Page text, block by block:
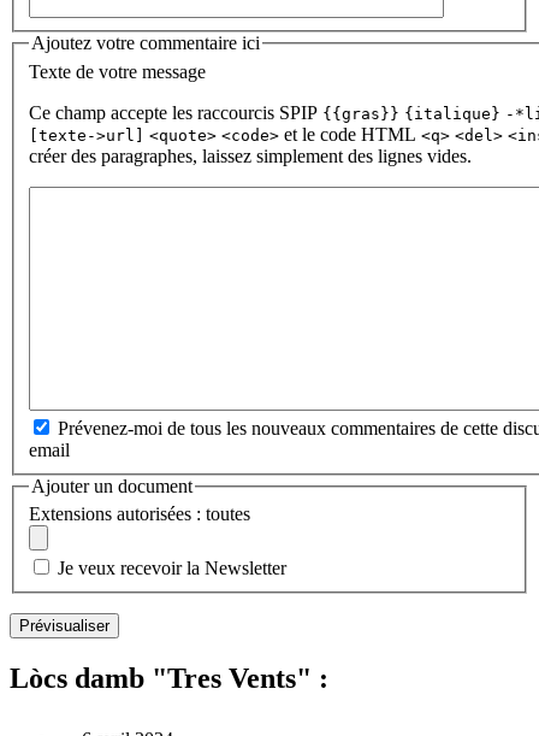
Ajoutez votre commentaire ici
Texte de votre message
Ce champ accepte les raccourcis SPIP {{gras}} {italique} -
[texte->url] <quote> <code> et le code HTML <q> <del>
créer des paragraphes, laissez simplement des lignes vides.
Prévenez-moi de tous les nouveaux commentaires de cette
email
Ajouter un document
Extensions autorisées : toutes
Je veux recevoir la Newsletter
Lòcs damb "Tres Vents" :